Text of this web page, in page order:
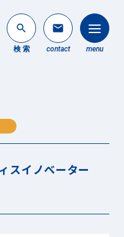
search
検 索
mail
contact menu
スイノベーター